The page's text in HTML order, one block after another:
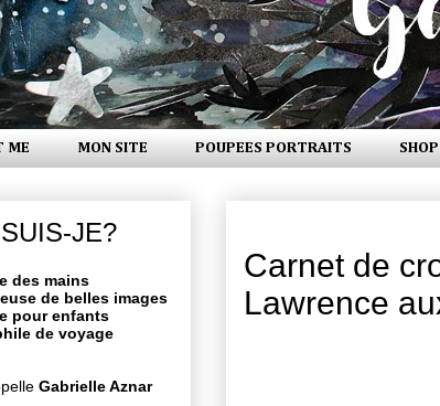
ME MON SITE POUPEES PORTRAITS SHOP
Carnet de
Lawrence
JE?
des mains
de belles images
pour enfants
de voyage
Gabrielle Aznar